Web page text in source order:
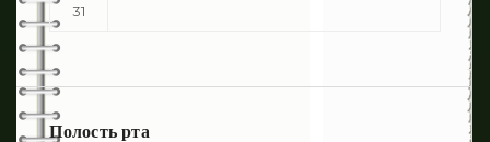
31
Полость рта